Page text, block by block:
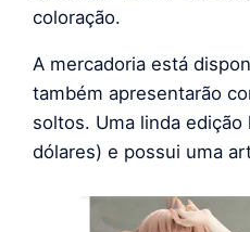
coloração.
A mercadoria está
também apresentarão
soltos. Uma linda
dólares) e possui uma